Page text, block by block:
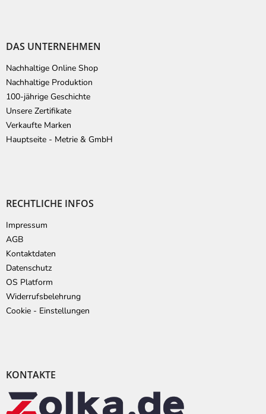
DAS UNTERNEHMEN
Nachhaltige Online Shop
Nachhaltige Produktion
100-jährige Geschichte
Unsere Zertifikate
Verkaufte Marken
Hauptseite - Metrie & GmbH
RECHTLICHE INFOS
Impressum
AGB
Kontaktdaten
Datenschutz
OS Platform
Widerrufsbelehrung
Cookie - Einstellungen
KONTAKTE